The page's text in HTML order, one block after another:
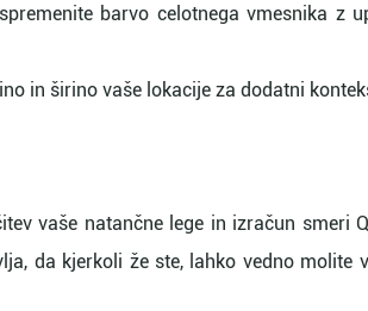
barvo celotnega vmesnika z
in širino vaše lokacije za dodatni
vaše natančne lege in izračun smeri
da kjerkoli že ste, lahko vedno molite